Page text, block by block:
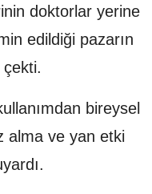
doktorlar yerine
edildiği pazarın
bireysel
alma ve yan etki